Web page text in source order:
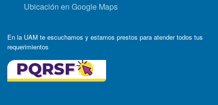
Ubicación en Google Maps
En la UAM te escuchamos y estamos prestos para atender todos tus
requerimientos